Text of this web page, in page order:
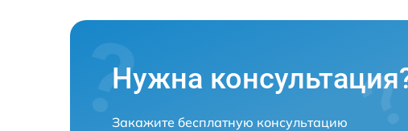
Нужна
Закажите бесплатную консультацию